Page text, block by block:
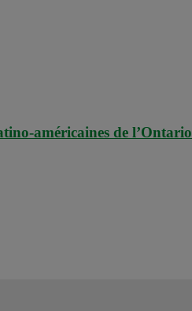
américaines de l’Ontario